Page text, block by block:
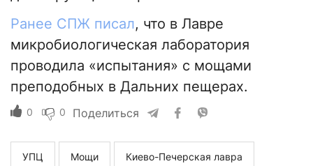
Ранее СПЖ писал, что в Лавре
микробиологическая лаборатория
проводила «испытания» с мощами
преподобных в Дальних пещерах.
0 0 Поделиться
УПЦ Мощи Киево-Печерская лавра